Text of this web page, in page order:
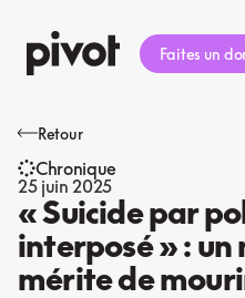
au
contenu
Faites un
Retour
Chronique
25 juin 2025
« Suicide par
interposé » : un
mérite de